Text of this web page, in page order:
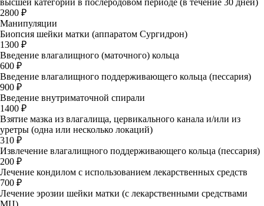
2800 ₽
Манипуляции
Биопсия шейки матки (аппаратом Сургидрон)
1300 ₽
Введение влагалищного (маточного) кольца
600 ₽
Введение влагалищного поддерживающего кольца (пессария)
900 ₽
Введение внутриматочной спирали
1400 ₽
Взятие мазка из влагалища, цервикального канала и/или из
уретры (одна или несколько локаций)
310 ₽
Извлечение влагалищного поддерживающего кольца (пессария)
200 ₽
Лечение кондилом с использованием лекарственных средств
700 ₽
Лечение эрозии шейки матки (с лекарственными средствами
МЦ)